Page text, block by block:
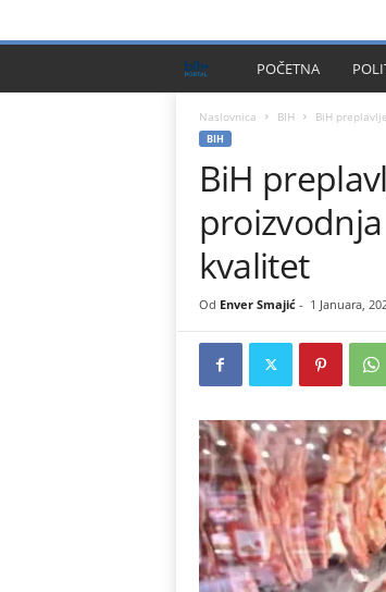
I
H
l
u
POČETNA
Naslovnica BIH BiH
BIH
BiH
kvalitet
Od Enver Smajić- 1 Januara,